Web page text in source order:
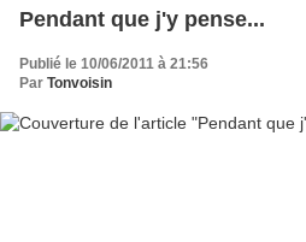
Pendant que j'y pense...
Publié le 10/06/2011 à 21:56
Par Tonvoisin